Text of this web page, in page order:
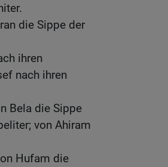
die Sippe der
ihren
nach ihren
Bela die Sippe
von Ahiram
Hufam die